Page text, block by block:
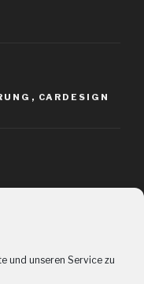
und unseren Service zu
, CARDESIGN